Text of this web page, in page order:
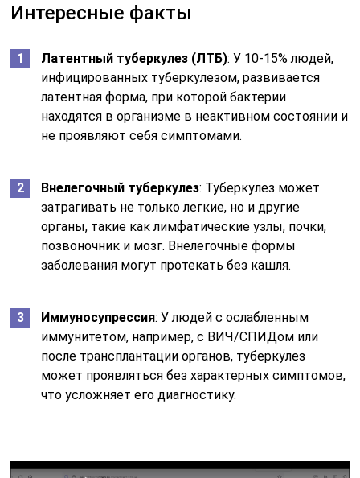
Интересные факты
Латентный туберкулез (ЛТБ): У 10-15% людей,
инфицированных туберкулезом, развивается
латентная форма, при которой бактерии
находятся в организме в неактивном состоянии и
не проявляют себя симптомами.
Внелегочный туберкулез: Туберкулез может
затрагивать не только легкие, но и другие
органы, такие как лимфатические узлы, почки,
позвоночник и мозг. Внелегочные формы
заболевания могут протекать без кашля.
Иммуносупрессия: У людей с ослабленным
иммунитетом, например, с ВИЧ/СПИДом или
после трансплантации органов, туберкулез
может проявляться без характерных симптомов,
что усложняет его диагностику.